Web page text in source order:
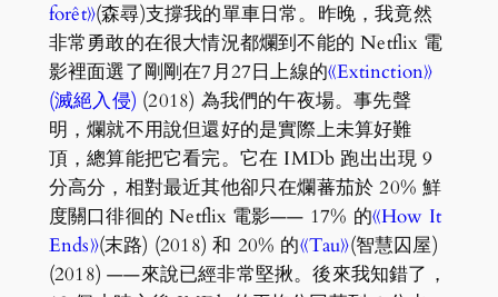
forêt》(森尋)支撐我的單車日常。昨晚，我竟然
非常勇敢的在很大情況都爛到不能的 Netflix 電
影裡面選了剛剛在7月27日上線的《Extinction》
(滅絕入侵) (2018) 為我們的午夜場。事先聲
明，爛就不用說但還好的是實際上未算好難
頂，總算能把它看完。它在 IMDb 跑出出現 9
分高分，相對最近其他卻只在爛蕃茄於 20% 鮮
度關口徘徊的 Netflix 電影—— 17% 的《How It
Ends》(末路) (2018) 和 20% 的《Tau》(智慧囚屋)
(2018) ——來說已經非常堅揪。後來我知錯了，